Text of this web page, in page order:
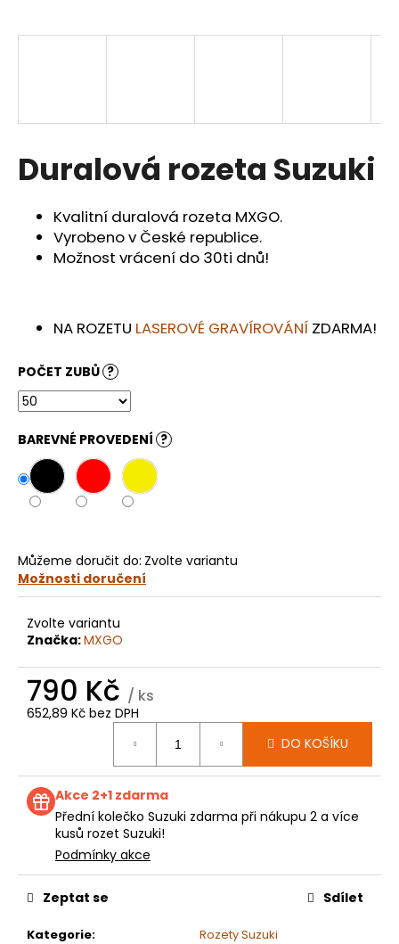
Duralová rozeta Suzuki
Kvalitní duralová rozeta MXGO.
Vyrobeno v České republice.
Možnost vrácení do 30ti dnů!
NA ROZETU LASEROVÉ GRAVÍROVÁNÍ ZDARMA!
POČET ZUBŮ ?
BAREVNÉ PROVEDENÍ ?
Můžeme doručit do: Zvolte variantu
Možnosti doručení
Zvolte variantu
Značka:MXGO
790 Kč / ks
652,89 Kč bez DPH
DO KOŠÍKU
Akce 2+1 zdarma
Přední kolečko Suzuki zdarma při nákupu 2 a více
kusů rozet Suzuki!
Podmínky akce
Kategorie:
Rozety Suzuki
Zeptat se Sdílet
j
?
HLEDAT
r
u
č
j
m
KOLEČKO
HUSQVARNA
TC65
E4058
199
Kč